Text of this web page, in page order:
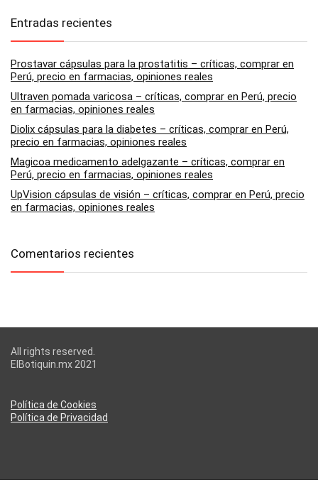
Entradas recientes
Prostavar cápsulas para la prostatitis – críticas, comprar en
Perú, precio en farmacias, opiniones reales
Ultraven pomada varicosa – críticas, comprar en Perú, precio
en farmacias, opiniones reales
Diolix cápsulas para la diabetes – críticas, comprar en Perú,
precio en farmacias, opiniones reales
Magicoa medicamento adelgazante – críticas, comprar en
Perú, precio en farmacias, opiniones reales
UpVision cápsulas de visión – críticas, comprar en Perú, precio
en farmacias, opiniones reales
Comentarios recientes
All rights reserved.
ElBotiquin.mx 2021
Política de Cookies
Política de Privacidad